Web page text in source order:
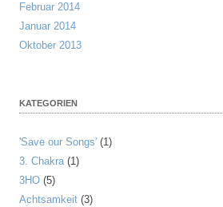
Februar 2014
Januar 2014
Oktober 2013
KATEGORIEN
'Save our Songs' (1)
3. Chakra(1)
3HO (5)
Achtsamkeit (3)